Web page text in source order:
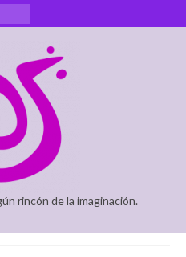
rincón de la imaginación.